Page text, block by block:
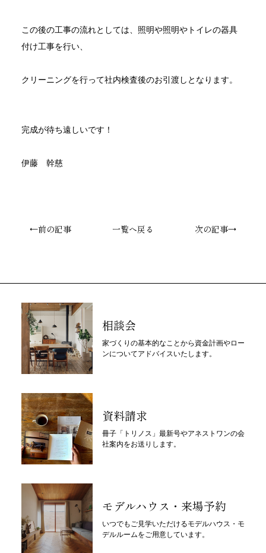
この後の工事の流れとしては、照明や照明やトイレの器具
付け工事を行い、
クリーニングを行って社内検査後のお引渡しとなります。
完成が待ち遠しいです！
伊藤 幹慈
←前の記事 一覧へ戻る 次の記事→
相談会
家づくりの基本的なことから資金計画やロー
ンについてアドバイスいたします。
資料請求
冊子「トリノス」最新号やアネストワンの会
社案内をお送りします。
モデルハウス・来場予約
いつでもご見学いただけるモデルハウス・モ
デルルームをご用意しています。